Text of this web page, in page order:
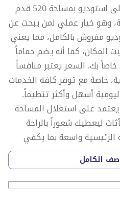
مقابل درهم شهرياً، تحصل على استوديو بمساحة 520 قدم
وهو خيار عملي لمن يبحث عن
مفروش بالكامل، مما يعني
المكان، كما أنه يضم حماماً
بك. السعر يعتبر منافساً
خاصة مع توفر كافة الخدمات
أسهل وأكثر تنظيماً.
على استغلال المساحة
ليعطيك شعوراً بالراحة
الرئيسية واسعة بما يكفي
مع وجود شرفة تطل على
من الانفتاح على المكان.
والتشطيبات تعكس
الكامل